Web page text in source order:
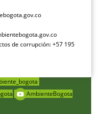
de corrupción: +57 195
AmbienteBogota